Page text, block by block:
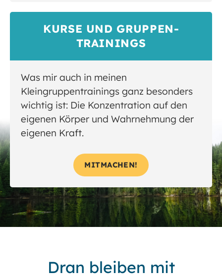
KURSE UND GRUPPEN­
TRAININGS
Was mir auch in meinen
Kleingruppentrainings ganz besonders
wichtig ist: Die Konzentration auf den
eigenen Körper und Wahrnehmung der
eigenen Kraft.
MITMACHEN!
Dran bleiben mit